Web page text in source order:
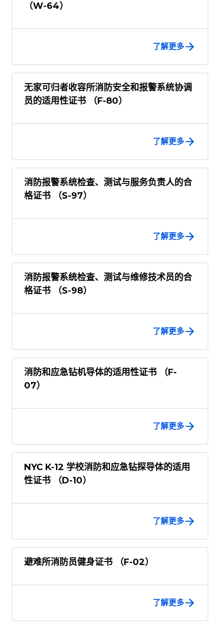
（W-64）
了解更多
无家可归者收容所消防安全和报警系统协调
员的适用性证书 （F-80）
了解更多
消防报警系统检查、测试与服务负责人的合
格证书 （S-97）
了解更多
消防报警系统检查、测试与维修技术员的合
格证书 （S-98）
了解更多
消防和应急钻机导体的适用性证书 （F-
07）
了解更多
NYC K-12 学校消防和应急钻探导体的适用
性证书 （D-10）
了解更多
避难所消防员健身证书 （F-02）
了解更多